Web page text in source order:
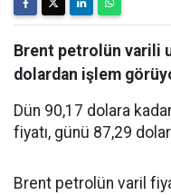
Brent petrolün varili
dolardan işlem
Dün 90,17 dolara
fiyatı, günü 87,29
Brent petrolün varil